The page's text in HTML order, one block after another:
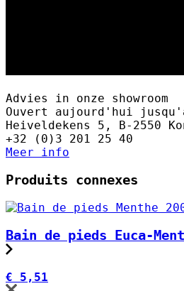
Advies in onze showroom
Ouvert aujourd'hui
Heiveldekens 5, B-2550
+32 (0)3 201 25 40
Meer info
Produits connexes
Bain de pieds Euca-
€ 5,51